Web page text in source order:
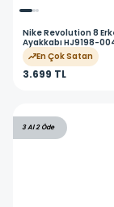
NikeRevolution 8
Ayakkabı HJ9198-
En Çok Satan
3.699 TL
3 Al 2 Öde